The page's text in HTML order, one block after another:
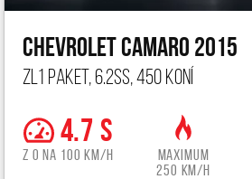
Chevrolet Camaro 2015
ZL1 paket, 6.2ss, 450 koní
4.7 s
z 0 na 100 km/h
Maximum
250 km/h